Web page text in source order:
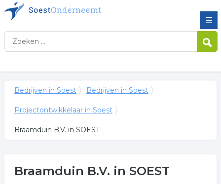
☰
Bedrijven in Soest Bedrijven in Soest
Projectontwikkelaar in Soest
Braamduin B.V. in SOEST
Braamduin B.V. in SOEST